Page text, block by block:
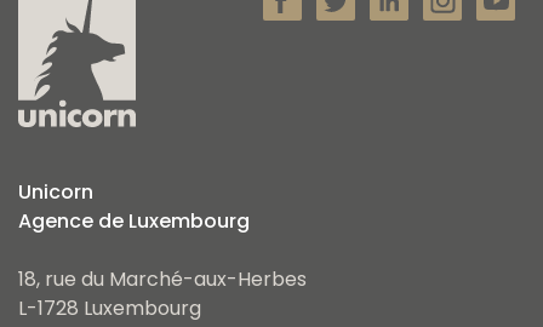
Unicorn
Agence de Luxembourg
18, rue du Marché-aux-Herbes
L-1728 Luxembourg